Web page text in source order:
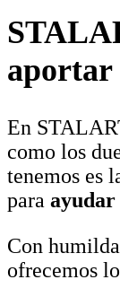
aportar
En
como los
tenemos es
para ayudar
Con
ofrecemos